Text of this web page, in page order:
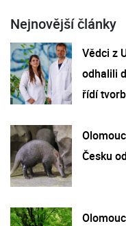
Nejnovější články
Vědci z
odhalili
řídí
Česku